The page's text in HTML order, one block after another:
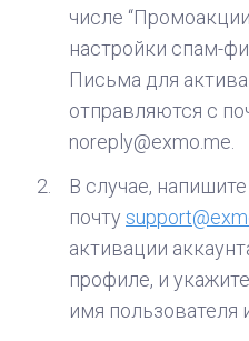
числе
настройки спам-
Письма для
отправляются с
noreply@exmo.me.
В случае,
почту
активации
профиле, и
имя пользователя